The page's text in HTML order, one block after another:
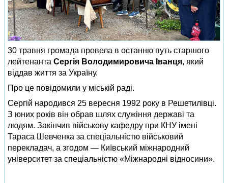
30 травня громада провела в останню путь старшого
лейтенанта Сергія Володимировича Іванця, який
віддав життя за Україну.
Про це повідомили у міській раді.
Сергій народився 25 вересня 1992 року в Решетилівці.
З юних років він обрав шлях служіння державі та
людям. Закінчив військову кафедру при КНУ імені
Тараса Шевченка за спеціальністю військовий
перекладач, а згодом — Київський міжнародний
університет за спеціальністю «Міжнародні відносини».